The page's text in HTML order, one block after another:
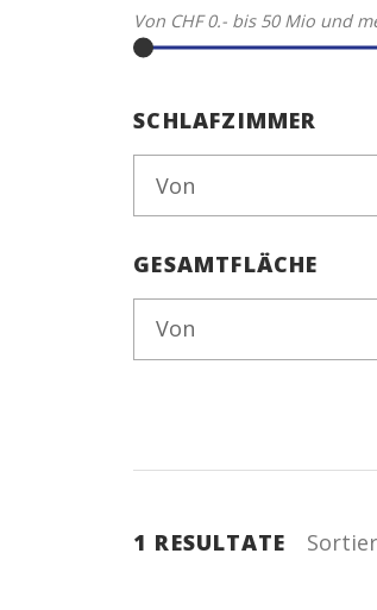
Von CHF 0.- bis 50 Mio und
SCHLAFZIMMER
Von
GESAMTFLÄCHE
Von
1 RESULTATE